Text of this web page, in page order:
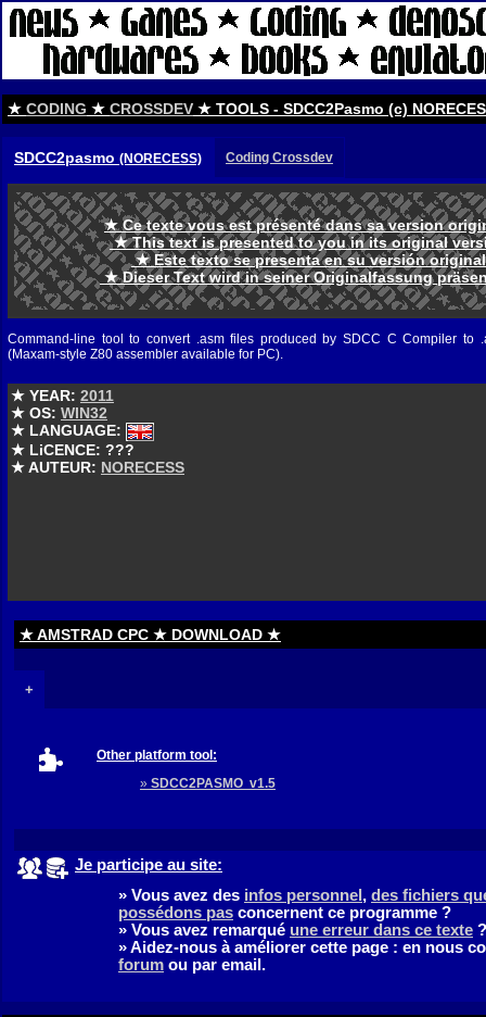
★ CODING ★ CROSSDEV ★ TOOLS - SDCC2Pasmo (c)
SDCC2pasmo (NORECESS) Coding Crossdev
★ Ce texte vous est présenté dans sa version
★ This text is presented to you in its original
★ Este texto se presenta en su versión
★ Dieser Text wird in seiner Originalfassung
Command-line tool to convert .asm files produced by SDCC C Compiler to
(Maxam-style Z80 assembler available for PC).
★ YEAR: 2011
★ OS: WIN32
★ LANGUAGE:
★ LiCENCE: ???
★ AUTEUR: NORECESS
★ AMSTRAD CPC ★ DOWNLOAD ★
+
Other platform tool:
» SDCC2PASMO v1.5
Je participe au site:
» Vous avez des infos personnel , des fichiers
possédons pas concernent ce programme ?
» Vous avez remarqué une erreur dans ce texte ?
» Aidez-nous à améliorer cette page : en nous
forum ou par email.